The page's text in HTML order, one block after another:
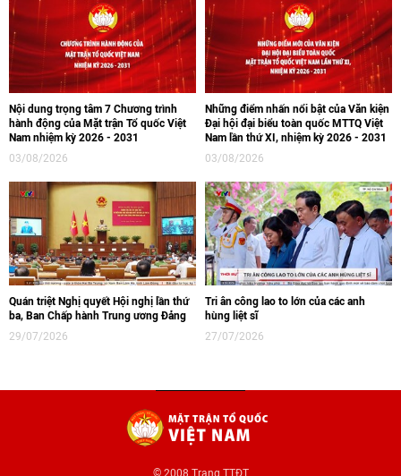
Nội dung trọng tâm 7 Chương trình
hành động của Mặt trận Tổ quốc Việt
Nam nhiệm kỳ 2026 - 2031
03/08/2026
Những điểm nhấn nổi bật của Văn kiện
Đại hội đại biểu toàn quốc MTTQ Việt
Nam lần thứ XI, nhiệm kỳ 2026 - 2031
03/08/2026
Quán triệt Nghị quyết Hội nghị lần thứ
ba, Ban Chấp hành Trung ương Đảng
29/07/2026
Tri ân công lao to lớn của các anh
hùng liệt sĩ
27/07/2026
© 2008 Trang TTĐT